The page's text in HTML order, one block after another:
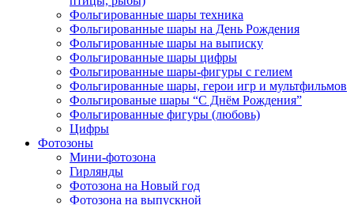
Фольгированные шары техника
Фольгированные шары на День Рождения
Фольгированные шары на выписку
Фольгированные шары цифры
Фольгированные шары-фигуры с гелием
Фольгированные шары, герои игр и мультфильмов
Фольгированые шары “С Днём Рождения”
Фольгированные фигуры (любовь)
Цифры
Фотозоны
Мини-фотозона
Гирлянды
Фотозона на Новый год
Фотозона на выпускной